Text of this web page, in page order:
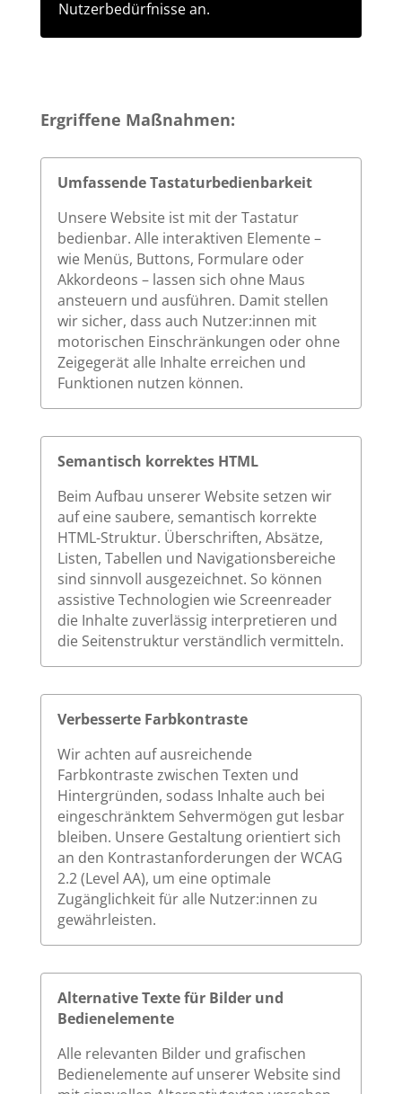
Nutzerbedürfnisse an.
Ergriffene Maßnahmen:
Umfassende Tastaturbedienbarkeit
Unsere Website ist mit der Tastatur
bedienbar. Alle interaktiven Elemente –
wie Menüs, Buttons, Formulare oder
Akkordeons – lassen sich ohne Maus
ansteuern und ausführen. Damit stellen
wir sicher, dass auch Nutzer:innen mit
motorischen Einschränkungen oder ohne
Zeigegerät alle Inhalte erreichen und
Funktionen nutzen können.
Semantisch korrektes HTML
Beim Aufbau unserer Website setzen wir
auf eine saubere, semantisch korrekte
HTML-Struktur. Überschriften, Absätze,
Listen, Tabellen und Navigationsbereiche
sind sinnvoll ausgezeichnet. So können
assistive Technologien wie Screenreader
die Inhalte zuverlässig interpretieren und
die Seitenstruktur verständlich vermitteln.
Verbesserte Farbkontraste
Wir achten auf ausreichende
Farbkontraste zwischen Texten und
Hintergründen, sodass Inhalte auch bei
eingeschränktem Sehvermögen gut lesbar
bleiben. Unsere Gestaltung orientiert sich
an den Kontrastanforderungen der WCAG
2.2 (Level AA), um eine optimale
Zugänglichkeit für alle Nutzer:innen zu
gewährleisten.
Alternative Texte für Bilder und
Bedienelemente
Alle relevanten Bilder und grafischen
Bedienelemente auf unserer Website sind